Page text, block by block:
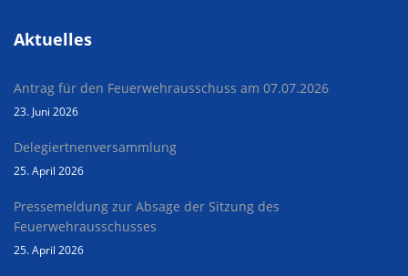
Aktuelles
Antrag für den Feuerwehrausschuss am 07.07.2026
23. Juni 2026
Delegiertnenversammlung
25. April 2026
Pressemeldung zur Absage der Sitzung des
Feuerwehrausschusses
25. April 2026